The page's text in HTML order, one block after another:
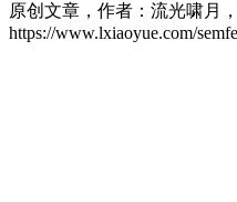
原创文章，作者：流光啸月
https://www.lxiaoyue.com/